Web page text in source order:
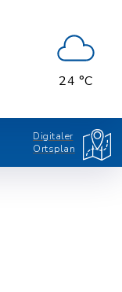
24 °C
Digitaler
Ortsplan